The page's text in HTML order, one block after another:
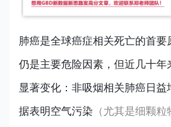
肺癌是全球癌症相关死亡的首要
仍是主要危险因素，但近几十年
显著变化：非吸烟相关肺癌日益
据表明空气污染 （尤其是细颗粒